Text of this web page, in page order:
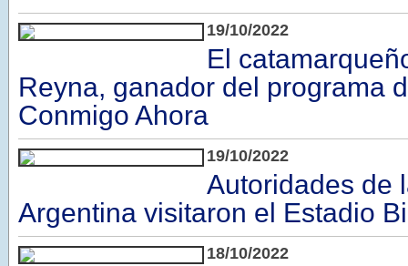
19/10/2022
El
Reyna, ganador del programa
Conmigo Ahora
19/10/2022
Autoridades de
Argentina visitaron el Estadio
18/10/2022